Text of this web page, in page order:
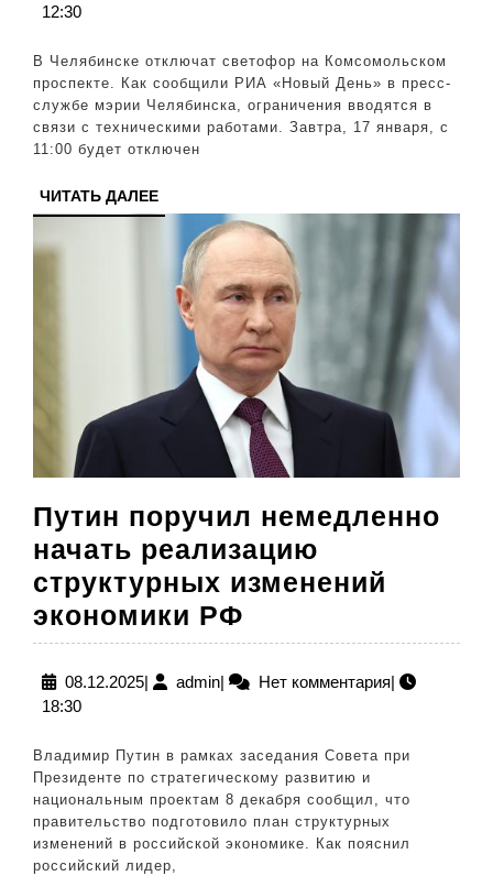
запада
отключат
12:30
В Челябинске отключат светофор на Комсомольском
проспекте. Как сообщили РИА «Новый День» в пресс-
службе мэрии Челябинска, ограничения вводятся в
связи с техническими работами. Завтра, 17 января, с
11:00 будет отключен
ЧИТАТЬ ДАЛЕЕЧИТАТЬ
ДАЛЕЕ
Путин поручил немедленно
начать реализацию
структурных изменений
экономики РФ
поручил
немедленно
реализацию
структурных
изменений
экономики
08.12.202508.12.2025
| adminadmin
| Нет комментария|
18:30
Владимир Путин в рамках заседания Совета при
Президенте по стратегическому развитию и
национальным проектам 8 декабря сообщил, что
правительство подготовило план структурных
изменений в российской экономике. Как пояснил
российский лидер,